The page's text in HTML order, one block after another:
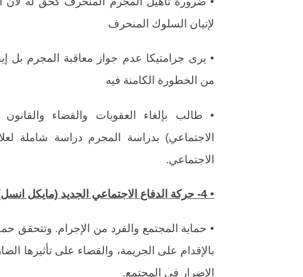
لإتيان السلوك المنحرف
• يرى جرامتيكا عدم جواز معاقبة المجرم بل
من الخطورة الكامنة فيه
• طالب بإلغاء العقوبات والقضاء
الاجتماعي) بدراسة المجرم دراسة شاملة
الاجتماعي.
• 4- حركة الدفاع الاجتماعي الجديد (مايكل انسل):
• حماية المجتمع والفرد من الإجرام. وتتحقق
بالإقدام على الجريمة، والقضاء على تأثيرها
الإضرار في المجتمع.